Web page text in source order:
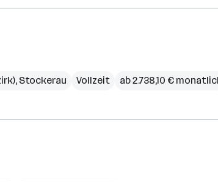
, Stockerau Vollzeit ab 2.738,10 €